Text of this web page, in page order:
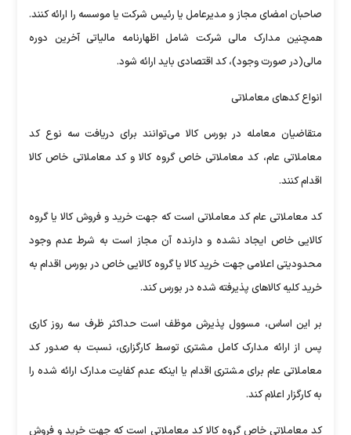
صاحبان امضای مجاز و مدیرعامل یا رئیس شرکت یا موسسه را ارائه کنند.
همچنین مدارک مالی شرکت شامل اظهارنامه مالیاتی آخرین دوره
مالی(در صورت وجود)، کد اقتصادی باید ارائه شود.
انواع کدهای معاملاتی
متقاضیان معامله در بورس کالا می‌توانند برای دریافت سه نوع کد
معاملاتی عام، کد معاملاتی خاص گروه کالا و کد معاملاتی خاص کالا
اقدام کنند.
کد معاملاتی عام‌ کد معاملاتی است که جهت خرید و فروش کالا یا گروه
کالایی خاص ایجاد نشده و دارنده آن مجاز است به شرط عدم وجود
محدودیتی اعلامی جهت خرید کالا یا گروه کالایی خاص در بورس اقدام به
خرید کلیه کالاهای پذیرفته شده در بورس کند.
بر این اساس، مسوول پذیرش موظف است حداکثر ظرف سه روز کاری
پس از ارائه مدارک کامل مشتری توسط کارگزاری، نسبت به صدور کد
معاملاتی عام برای مشتری اقدام یا اینکه عدم کفایت مدارک ارائه‌ شده را
به کارگزار اعلام کند.
کد معاملاتی خاص گروه کالا کد معاملاتی است که جهت خرید و فروش